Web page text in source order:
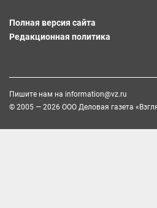
Полная версия сайта
Редакционная политика
Пишите нам на information@vz.ru
© 2005 — 2026 ООО Деловая газета